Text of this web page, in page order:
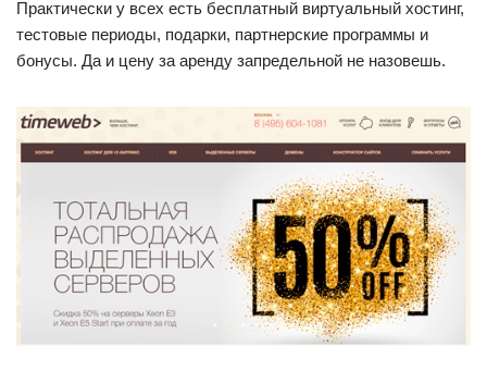
Практически у всех есть бесплатный виртуальный хостинг,
тестовые периоды, подарки, партнерские программы и
бонусы. Да и цену за аренду запредельной не назовешь.